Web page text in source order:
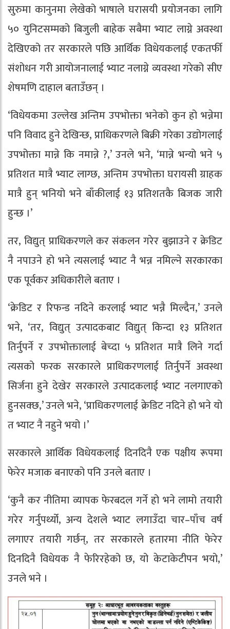
सुरुमा कानुनमा लेखेको भाषाले घरासयी प्रयोजनका लागि
५० युनिटसम्मको बिजुली बाहेक सबैमा भ्याट लाग्ने अवस्था
देखिएको तर सरकारले पछि आर्थिक विधेयकलाई एकतर्फी
संशोधन गरी आयोजनालाई भ्याट नलाग्ने व्यवस्था गरेको सीए
शेषमणि दाहाल बताउँछन् ।
‘विधेयकमा उल्लेख अन्तिम उपभोक्ता भनेको कुन हो भन्नेमा
पनि विवाद हुने देखिन्छ, प्राधिकरणले बिक्री गरेका उद्योगलाई
उपभोक्ता मान्ने कि नमान्ने ?,’ उनले भने, ‘मान्ने भन्यो भने ५
प्रतिशत मात्रै भ्याट लाग्छ, अन्तिम उपभोक्ता घरायसी ग्राहक
मात्रै हुन् भनियो भने बाँकीलाई १३ प्रतिशतकै बिजक जारी
हुन्छ ।’
तर, विद्युत् प्राधिकरणले कर संकलन गरेर बुझाउने र क्रेडिट
नै नपाउने हो भने त्यसलाई भ्याट नै भन्न नमिल्ने सरकारका
एक पूर्वकर अधिकारीले बताए ।
‘क्रेडिट र रिफन्ड नदिने करलाई भ्याट भन्नै मिल्दैन,’ उनले
भने, ‘तर, विद्युत् उत्पादकबाट विद्युत् किन्दा १३ प्रतिशत
तिर्नुपर्ने र उपभोक्तालाई बेच्दा ५ प्रतिशत मात्रै लिने गर्दा
त्यसको फरक सरकारले प्राधिकरणलाई तिर्नुपर्ने अवस्था
सिर्जना हुने देखेर सरकारले उत्पादकलाई भ्याट नलगाएको
हुनसक्छ,’ उनले भने, ‘प्राधिकरणलाई क्रेडिट नदिने हो भने यो
त भ्याट नै नहुने भयो ।’
सरकारले आर्थिक विधेयकलाई दिनदिनै एक पक्षीय रूपमा
फेरेर मजाक बनाएको पनि उनले बताए ।
‘कुनै कर नीतिमा व्यापक फेरबदल गर्ने हो भने लामो तयारी
गरेर गर्नुपर्थ्यो, अन्य देशले भ्याट लगाउँदा चार–पाँच वर्ष
लगाएर तयारी गर्छन्, तर सरकारले हतारमा नीति फेरेर
दिनदिनै विधेयक नै फेरिरहेको छ, यो केटाकेटीपन भयो,’
उनले भने ।